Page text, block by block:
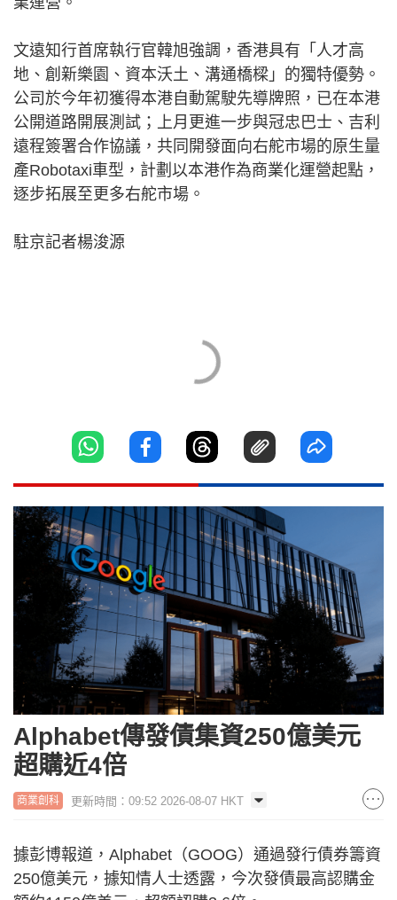
文遠知行首席執行官韓旭強調，香港具有「人才高
地、創新樂園、資本沃土、溝通橋樑」的獨特優勢。
公司於今年初獲得本港自動駕駛先導牌照，已在本港
公開道路開展測試；上月更進一步與冠忠巴士、吉利
遠程簽署合作協議，共同開發面向右舵市場的原生量
產Robotaxi車型，計劃以本港作為商業化運營起點，
逐步拓展至更多右舵市場。
駐京記者楊浚源
Alphabet傳發債集資250億美元
超購近4倍
商業創科 更新時間：09:52 2026-08-07 HKT
據彭博報道，Alphabet（GOOG）通過發行債券籌資
250億美元，據知情人士透露，今次發債最高認購金